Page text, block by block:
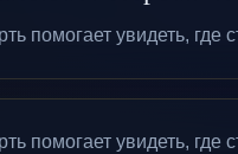
помогает увидеть,
помогает увидеть,